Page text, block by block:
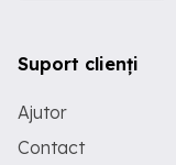
Suport clienți
Ajutor
Contact